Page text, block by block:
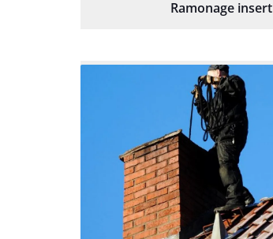
Ramonage insert